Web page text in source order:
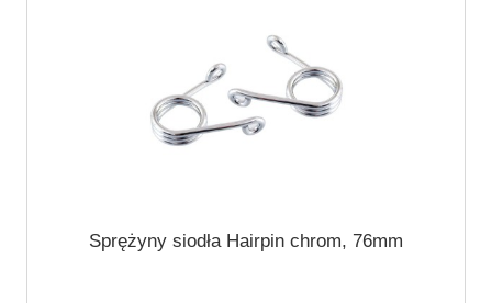
Sprężyny siodła Hairpin chrom, 76mm